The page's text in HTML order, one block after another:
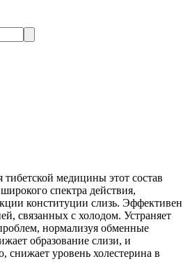
тибетской медицины этот состав
спектра действия,
конституции слизь. Эффективен
связанных с холодом. Устраняет
нормализуя обменные
образование слизи, и
снижает уровень холестерина в